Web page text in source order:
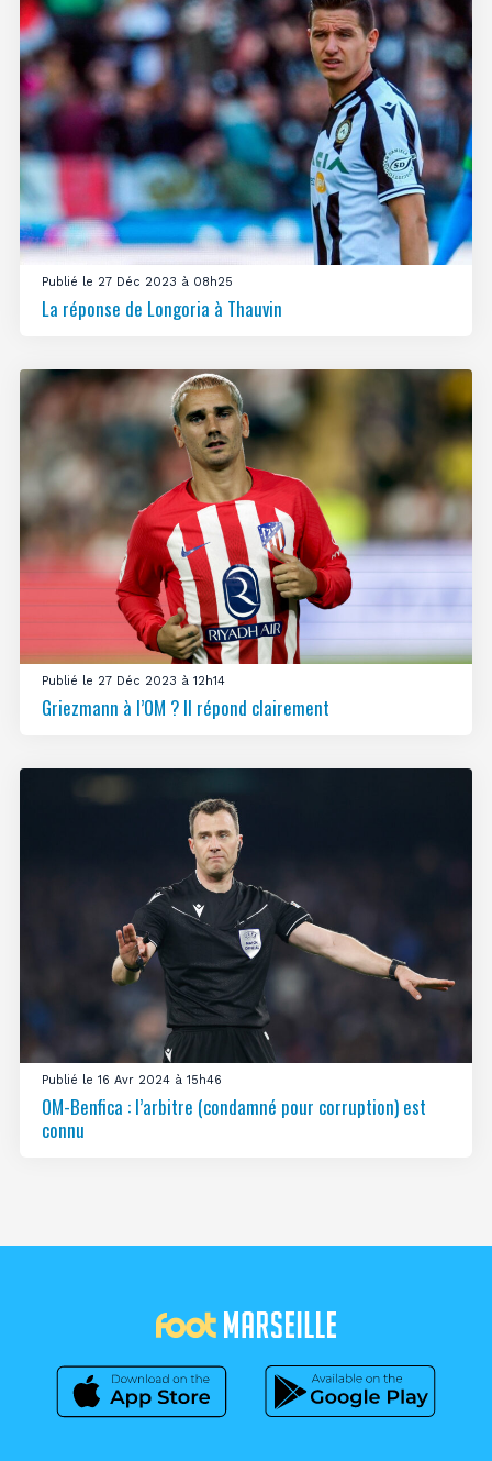
Publié le 27 Déc 2023 à 08h25
La réponse de Longoria à Thauvin
Publié le 27 Déc 2023 à 12h14
Griezmann à l’OM ? Il répond clairement
Publié le 16 Avr 2024 à 15h46
OM-Benfica : l’arbitre (condamné pour corruption) est
connu